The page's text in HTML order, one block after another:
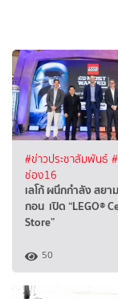
#ข่าวประชาสัมพันธ์
ช่อง16
เลโก้ ผนึกกำลัง สยา
กอน เปิด “LEGO®
Store”
50